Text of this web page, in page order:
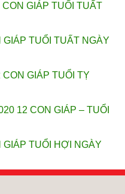
GIÁP TUỔI TUẤT
TUỔI TUẤT NGÀY
GIÁP TUỔI TỴ
12 CON GIÁP – TUỔI
TUỔI HỢI NGÀY